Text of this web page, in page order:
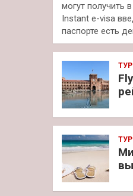
могут получить
Instant e-visa
паспорте есть